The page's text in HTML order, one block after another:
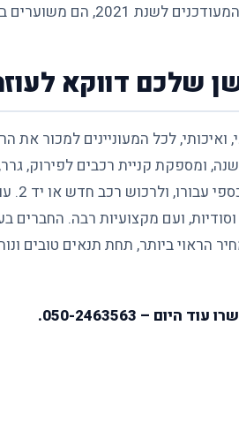
שלכם דווקא
ואיכותי, לכל המעוניינים למכור
והוגן. עוזר רכבים לפירוק קיימת יותר מ- 25 שנה, ומספקת
ועם מקצועיות רבה. החברים
ביותר, תחת תנאים טובים
עוד היום – 050-2463563.